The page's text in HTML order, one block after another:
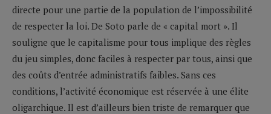
directe pour une partie de la population de l’impossibilité
de respecter la loi. De Soto parle de « capital mort ». Il
souligne que le capitalisme pour tous implique des règles
du jeu simples, donc faciles à respecter par tous, ainsi que
des coûts d’entrée administratifs faibles. Sans ces
conditions, l’activité économique est réservée à une élite
oligarchique. Il est d’ailleurs bien triste de remarquer que